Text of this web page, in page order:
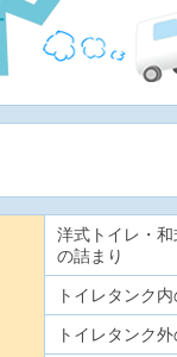
洋式トイレ・
の詰まり
トイレタンク
トイレタンク